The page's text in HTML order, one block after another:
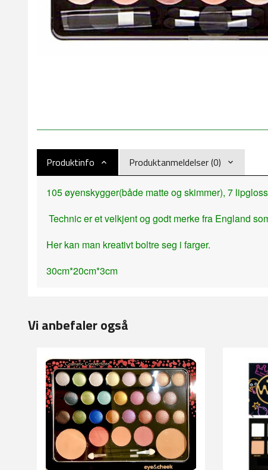
Produktinfo Produktanmeldelser (0)
105 øyenskygger(både matte og skimmer), 7
Technic er et velkjent og godt merke fra England
Her kan man kreativt boltre seg i farger.
30cm*20cm*3cm
Vi anbefaler også